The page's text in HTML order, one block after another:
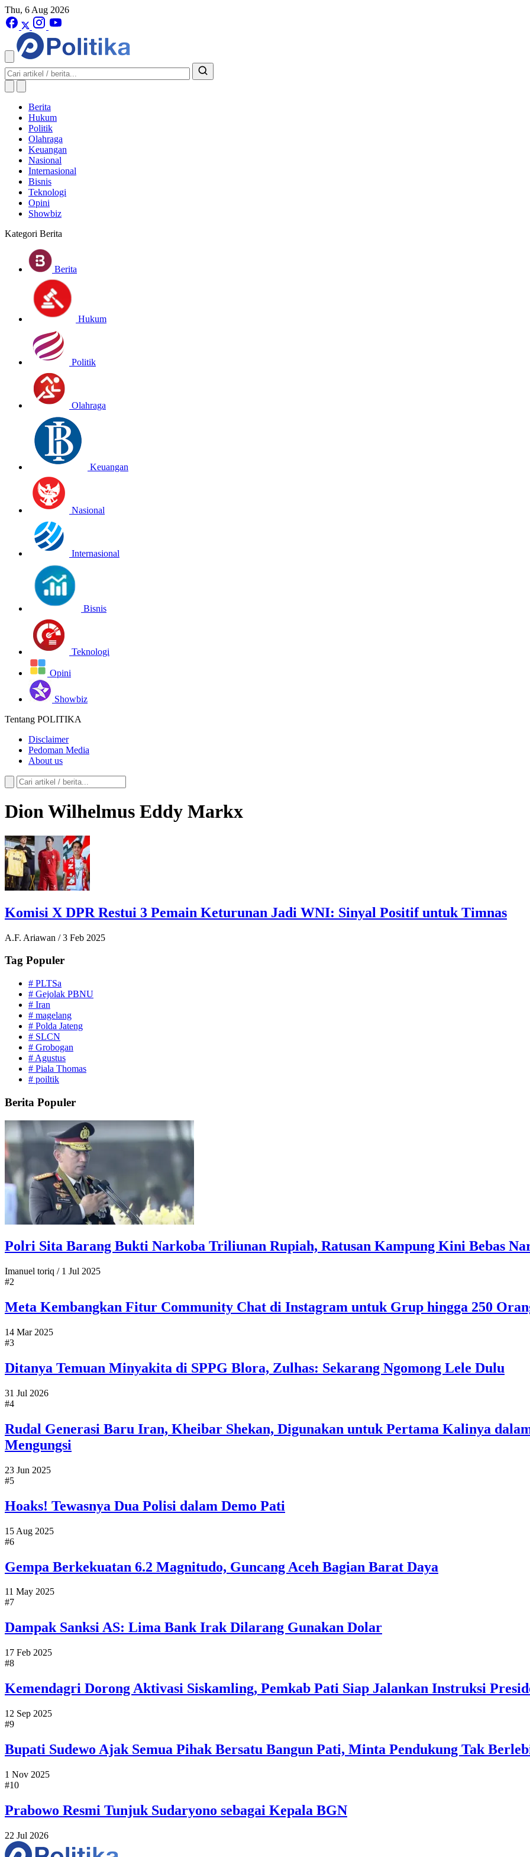
Thu, 6 Aug 2026
Berita
Hukum
Politik
Olahraga
Keuangan
Nasional
Internasional
Bisnis
Teknologi
Opini
Showbiz
Kategori Berita
Berita
Hukum
Politik
Olahraga
Keuangan
Nasional
Internasional
Bisnis
Teknologi
Opini
Showbiz
Tentang POLITIKA
Disclaimer
Pedoman Media
About us
Dion Wilhelmus Eddy Markx
Komisi X DPR Restui 3 Pemain Keturunan Jadi WNI: Sinyal Positif untuk Timnas
A.F. Ariawan / 3 Feb 2025
Tag Populer
# PLTSa
# Gejolak PBNU
# Iran
# magelang
# Polda Jateng
# SLCN
# Grobogan
# Agustus
# Piala Thomas
# poiltik
Berita Populer
Polri Sita Barang Bukti Narkoba Triliunan Rupiah, Ratusan Kampung Kini Bebas
Imanuel toriq / 1 Jul 2025
#2
Meta Kembangkan Fitur Community Chat di Instagram untuk Grup hingga 250
14 Mar 2025
#3
Ditanya Temuan Minyakita di SPPG Blora, Zulhas: Sekarang Ngomong Lele Dulu
31 Jul 2026
#4
Rudal Generasi Baru Iran, Kheibar Shekan, Digunakan untuk Pertama Kalinya
Mengungsi
23 Jun 2025
#5
Hoaks! Tewasnya Dua Polisi dalam Demo Pati
15 Aug 2025
#6
Gempa Berkekuatan 6.2 Magnitudo, Guncang Aceh Bagian Barat Daya
11 May 2025
#7
Dampak Sanksi AS: Lima Bank Irak Dilarang Gunakan Dolar
17 Feb 2025
#8
Kemendagri Dorong Aktivasi Siskamling, Pemkab Pati Siap Jalankan Instruksi
12 Sep 2025
#9
Bupati Sudewo Ajak Semua Pihak Bersatu Bangun Pati, Minta Pendukung Tak
1 Nov 2025
#10
Prabowo Resmi Tunjuk Sudaryono sebagai Kepala BGN
22 Jul 2026